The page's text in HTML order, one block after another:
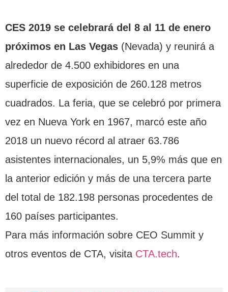
CES 2019 se celebrará del 8 al 11 de enero
próximos en Las Vegas (Nevada) y reunirá a
alrededor de 4.500 exhibidores en una
superficie de exposición de 260.128 metros
cuadrados. La feria, que se celebró por primera
vez en Nueva York en 1967, marcó este año
2018 un nuevo récord al atraer 63.786
asistentes internacionales, un 5,9% más que en
la anterior edición y más de una tercera parte
del total de 182.198 personas procedentes de
160 países participantes.
Para más información sobre CEO Summit y
otros eventos de CTA, visita CTA.tech.